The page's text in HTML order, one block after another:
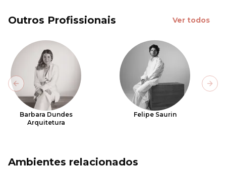
Outros Profissionais Ver todos
Barbara Dundes
Arquitetura
Felipe Saurin
Previous slide
Ambientes relacionados